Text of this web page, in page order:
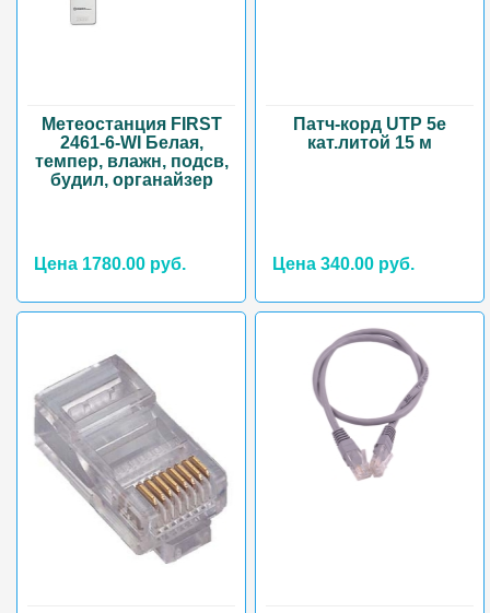
Метеостанция FIRST
2461-6-WI Белая,
темпер, влажн, подсв,
будил, органайзер
Цена 1780.00 руб.
Патч-корд UTP 5e
кат.литой 15 м
Цена 340.00 руб.